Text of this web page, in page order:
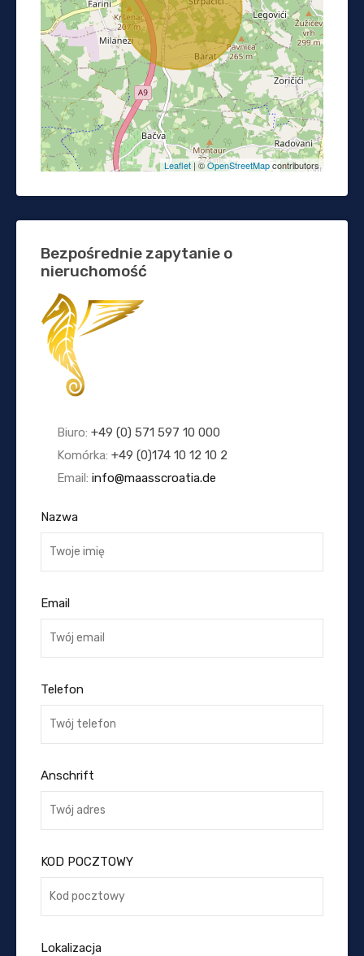
Leaflet | ©OpenStreetMapcontributors
Bezpośrednie zapytanie o
nieruchomość
Biuro: +49 (0) 571 597 10 000
Komórka: +49 (0)174 10 12 10 2
Email: info@maasscroatia.de
Nazwa
Email
Telefon
Anschrift
KOD POCZTOWY
Lokalizacja